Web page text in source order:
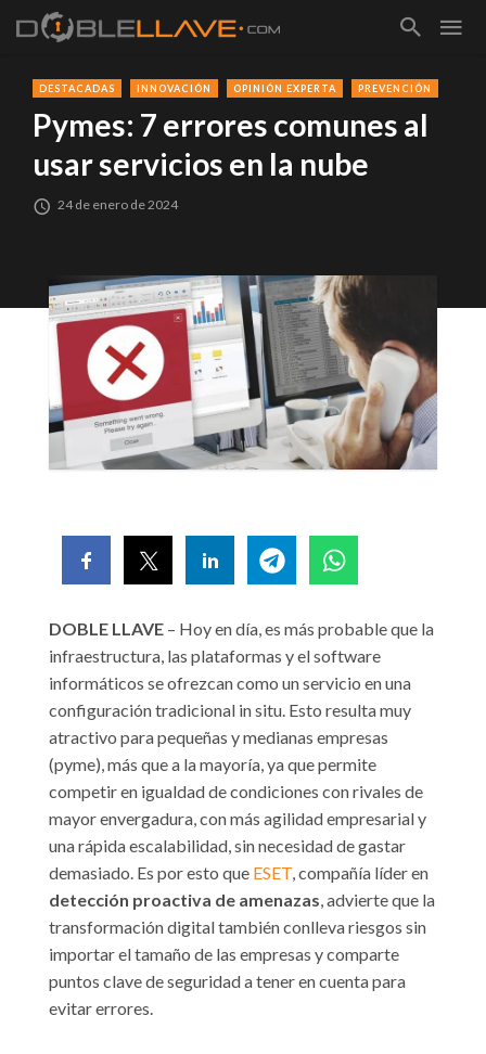
DESTACADAS INNOVACIÓN OPINIÓN EXPERTA PREVENCIÓN
Pymes: 7 errores comunes al
usar servicios en la nube
24 de enero de 2024
DOBLE LLAVE – Hoy en día, es más probable que la
infraestructura, las plataformas y el software
informáticos se ofrezcan como un servicio en una
configuración tradicional in situ. Esto resulta muy
atractivo para pequeñas y medianas empresas
(pyme), más que a la mayoría, ya que permite
competir en igualdad de condiciones con rivales de
mayor envergadura, con más agilidad empresarial y
una rápida escalabilidad, sin necesidad de gastar
demasiado. Es por esto que ESET, compañía líder en
detección proactiva de amenazas, advierte que la
transformación digital también conlleva riesgos sin
importar el tamaño de las empresas y comparte
puntos clave de seguridad a tener en cuenta para
evitar errores.